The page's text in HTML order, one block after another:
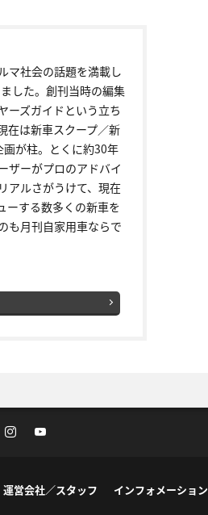
マ社会の話題を満載し
した。創刊当時の編集
ーズガイドという立ち
在は新車スクープ／新
が柱。とくに約30年
ザーがプロのアドバイ
アルさがうけて、現在
ーする数多くの新車を
も月刊自家用車ならで
運営会社／スタッフ インフォメーション